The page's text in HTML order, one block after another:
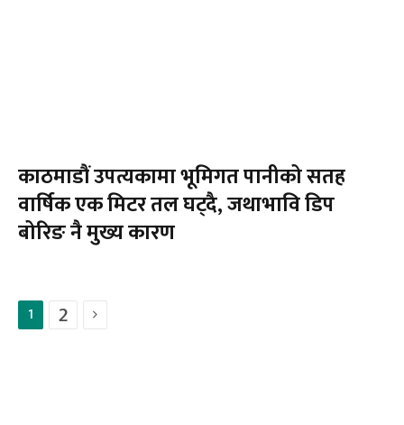
काठमाडौं उपत्यकामा भूमिगत पानीको सतह
वार्षिक एक मिटर तल घट्दै, जथाभावि डिप
बोरिङ नै मुख्य कारण
1 2 Next